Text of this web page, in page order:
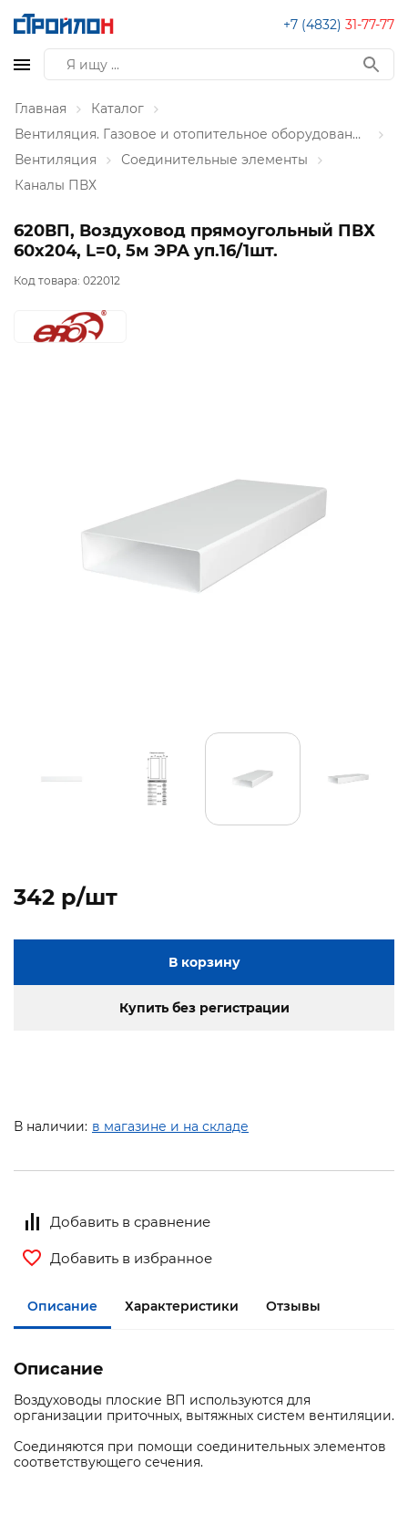
+7 (4832) 31-77-77
Главная
Каталог
Вентиляция. Газовое и отопительное оборудование
Вентиляция
Соединительные элементы
Каналы ПВХ
620ВП, Воздуховод прямоугольный ПВХ
60х204, L=0, 5м ЭРА уп.16/1шт.
Код товара: 022012
342 p/шт
В корзину
Купить без регистрации
В наличии: в магазине и на складе
Добавить в сравнение
Добавить в избранное
Описание Характеристики Отзывы
Описание
Воздуховоды плоские ВП используются для
организации приточных, вытяжных систем вентиляции.
Соединяются при помощи соединительных элементов
соответствующего сечения.